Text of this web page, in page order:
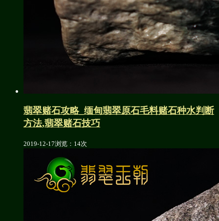
翡翠赌石攻略_缅甸翡翠原石毛料赌石种水判断
方法,翡翠赌石技巧
2019-12-17浏览：14次